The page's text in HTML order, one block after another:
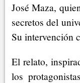
José Maza,
secretos del
Su intervención
El relato,
los